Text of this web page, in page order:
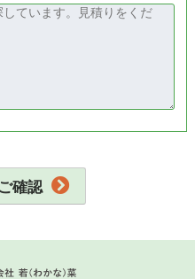
確認